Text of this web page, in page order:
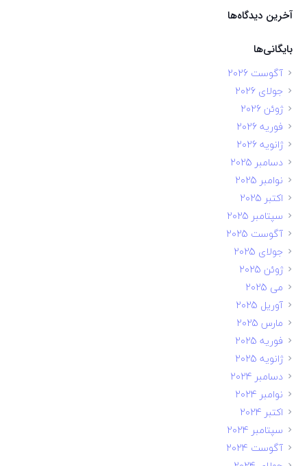
آخرین دیدگاه‌ها
بایگانی‌ها
آگوست 2026
جولای 2026
ژوئن 2026
فوریه 2026
ژانویه 2026
دسامبر 2025
نوامبر 2025
اکتبر 2025
سپتامبر 2025
آگوست 2025
جولای 2025
ژوئن 2025
می 2025
آوریل 2025
مارس 2025
فوریه 2025
ژانویه 2025
دسامبر 2024
نوامبر 2024
اکتبر 2024
سپتامبر 2024
آگوست 2024